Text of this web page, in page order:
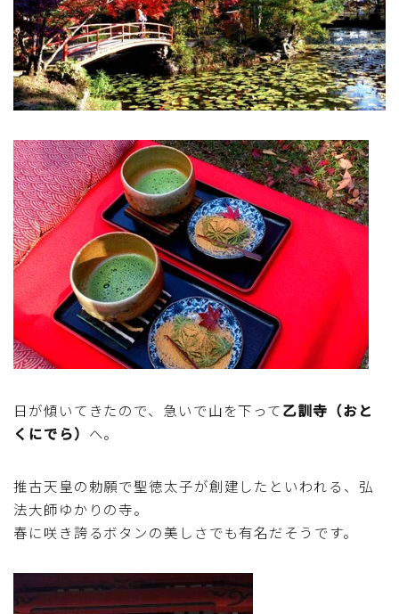
日が傾いてきたので、急いで山を下って乙訓寺（おと
くにでら） へ。
推古天皇の勅願で聖徳太子が創建したといわれる、弘
法大師ゆかりの寺。
春に咲き誇るボタンの美しさでも有名だそうです。